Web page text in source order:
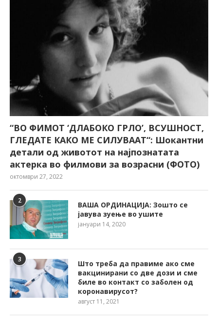
“ВО ФИМОТ ‘ДЛАБОКО ГРЛО’, ВСУШНОСТ,
ГЛЕДАТЕ КАКО МЕ СИЛУВААТ“: Шокантни
детали од животот на најпознатата
актерка во филмови за возрасни (ФОТО)
октомври 27, 2022
2
ВАША ОРДИНАЦИЈА: Зошто се
јавува зуење во ушите
јануари 14, 2020
3
Што треба да правиме ако сме
вакцинирани со две дози и сме
биле во контакт со заболен од
коронавирусот?
август 11, 2021